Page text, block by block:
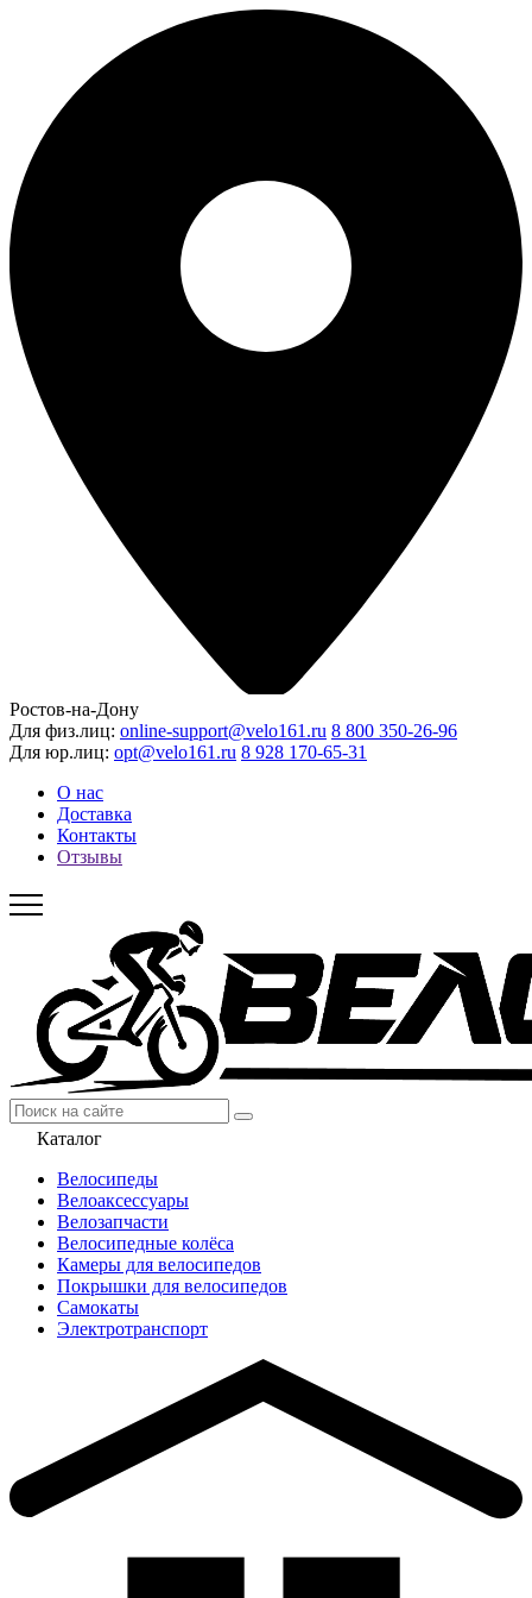
Ростов-на-Дону
Для физ.лиц: online-support@velo161.ru 8 800 350-26-96
Для юр.лиц: opt@velo161.ru 8 928 170-65-31
О нас
Доставка
Контакты
Отзывы
Каталог
Велосипеды
Велоаксессуары
Велозапчасти
Велосипедные колёса
Камеры для велосипедов
Покрышки для велосипедов
Самокаты
Электротранспорт